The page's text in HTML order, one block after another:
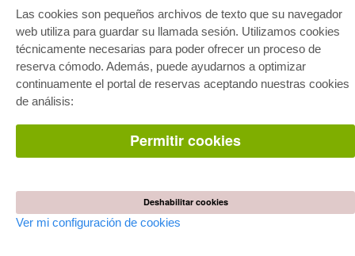
Las cookies son pequeños archivos de texto que su navegador
web utiliza para guardar su llamada sesión. Utilizamos cookies
técnicamente necesarias para poder ofrecer un proceso de
reserva cómodo. Además, puede ayudarnos a optimizar
continuamente el portal de reservas aceptando nuestras cookies
de análisis:
Permitir cookies
Deshabilitar cookies
Ver mi configuración de cookies
E-COLLECTION
Paquete entero
Paquete de especialidades
Facilitación de E-Books
Preguntas mas frequentes(FAQ)
Condiciones